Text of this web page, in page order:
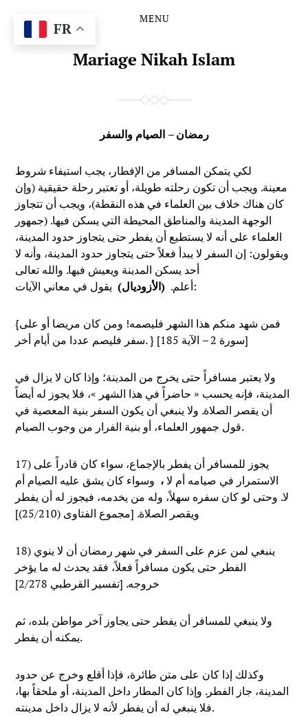
MENU
Mariage Nikah Islam
رمضان – الصيام والسفر
لكي يتمكن المسافر من الإفطار، يجب استيفاء شروط
معينة. ويجب أن تكون رحلته طويلة، أو تعتبر رحلة حقيقية (وإن
كان هناك خلاف بين العلماء في هذه النقطة)، ويجب أن تتجاوز
الوجهة المدينة والمناطق المحيطة التي يسكن فيها. (جمهور
العلماء على أنه لا يستطيع أن يفطر حتى يتجاوز حدود المدينة،
ويقولون: إن السفر لا يبدأ فعلاً حتى يتجاوز حدود المدينة، وأنه لا
أحد يسكن المدينة ويعيش فيها. والله تعالى
أعلم. (الأزوديال) يقول في معاني الآيات:
{فمن شهد منكم هذا الشهر فليصمه! ومن كان مريضا أو على
سفر فليصم عددا من أيام أخر. } [سورة 2 – الآية 185]
ولا يعتبر مسافراً حتى يخرج من المدينة؛ وإذا كان لا يزال في
المدينة، فإنه يحسب « حاضراً في هذا الشهر »، فلا يجوز له أيضاً
أن يقصر الصلاة. ولا ينبغي أن يكون السفر بنية المعصية في
قول جمهور العلماء، أو بنية الفرار من وجوب الصيام.
17) يجوز للمسافر أن يفطر بالإجماع، سواء كان قادراً على
الاستمرار في صيامه أم لا، وسواء كان يشق عليه الصيام أم
لا. وحتى لو كان سفره سهلاً، وله من يخدمه، فيجوز له أن يفطر
ويقصر الصلاة. [مجموع الفتاوى (25/210)]
18) ينبغي لمن عزم على السفر في شهر رمضان أن لا ينوي
الفطر حتى يكون مسافراً فعلاً، فقد يحدث له ما يؤخر
خروجه. [تفسير القرطبي 2/278]
ولا ينبغي للمسافر أن يفطر حتى يجاوز آخر مواطن بلده، ثم
يمكنه أن يفطر.
وكذلك إذا كان على متن طائرة، فإذا أقلع وخرج عن حدود
المدينة، جاز الفطر. وإذا كان المطار داخل المدينة، أو ملحقاً بها،
فلا ينبغي له أن يفطر لأنه لا يزال داخل مدينته.
FR